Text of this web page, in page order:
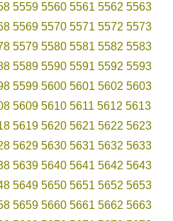
5559 5560 5561 5562 5563
5569 5570 5571 5572 5573
5579 5580 5581 5582 5583
5589 5590 5591 5592 5593
5599 5600 5601 5602 5603
5609 5610 5611 5612 5613
5619 5620 5621 5622 5623
5629 5630 5631 5632 5633
5639 5640 5641 5642 5643
5649 5650 5651 5652 5653
5659 5660 5661 5662 5663